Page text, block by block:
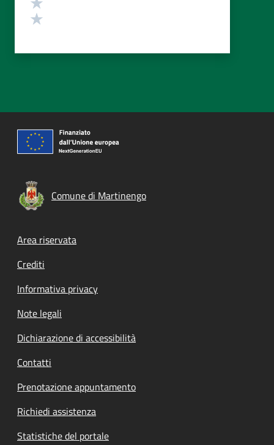
Comune di Martinengo
Footer menu
Area riservata
Crediti
Informativa privacy
Note legali
Dichiarazione di accessibilità
Contatti
Prenotazione appuntamento
Richiedi assistenza
Statistiche del portale